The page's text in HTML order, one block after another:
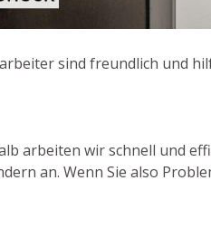
sind freundlich und
arbeiten wir schnell und
an. Wenn Sie also